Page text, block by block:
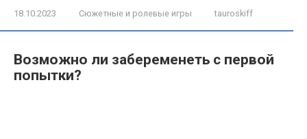
18.10.2023 Сюжетные и ролевые игры tauroskiff
Возможно ли забеременеть с первой
попытки?